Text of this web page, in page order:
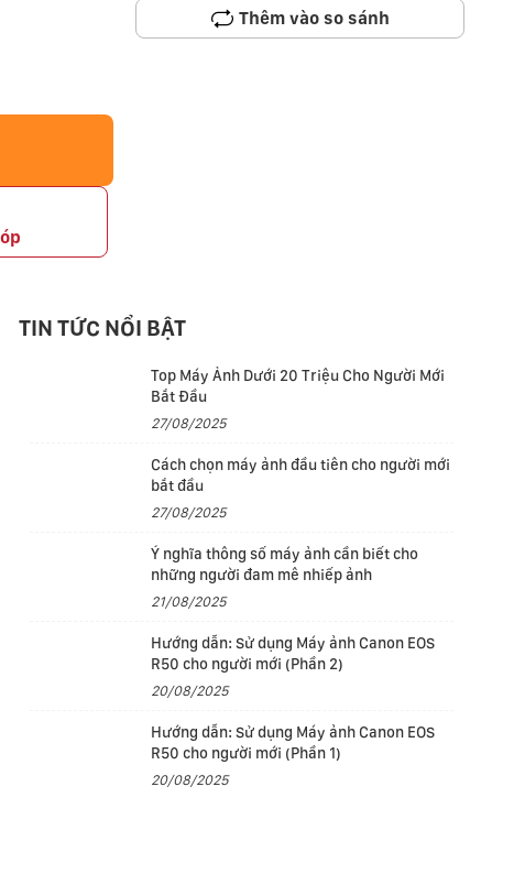
Thêm vào so sánh
TIN TỨC NỔI BẬT
Top Máy Ảnh Dưới 20 Triệu Cho Người Mới
Bắt Đầu
27/08/2025
Cách chọn máy ảnh đầu tiên cho người mới
bắt đầu
27/08/2025
Ý nghĩa thông số máy ảnh cần biết cho
những người đam mê nhiếp ảnh
21/08/2025
Hướng dẫn: Sử dụng Máy ảnh Canon EOS
R50 cho người mới (Phần 2)
20/08/2025
Hướng dẫn: Sử dụng Máy ảnh Canon EOS
R50 cho người mới (Phần 1)
20/08/2025